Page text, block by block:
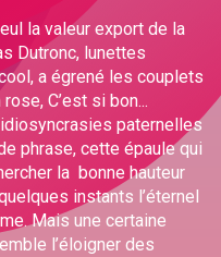
la valeur export de la
Dutronc, lunettes
a égrené les couplets
C’est si bon...
paternelles
phrase, cette épaule qui
la bonne hauteur
instants l’éternel
Mais une certaine
l’éloigner des